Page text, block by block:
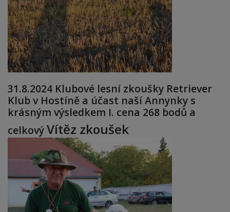
31.8.2024 Klubové lesní zkoušky Retriever
Klub v Hostíně a účast naší Annynky s
krásným výsledkem I. cena 268 bodů a
celkovýVítěz zkoušek